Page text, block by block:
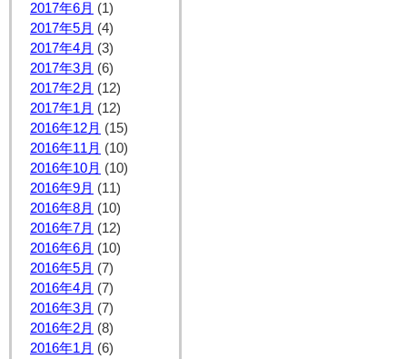
2017年6月 (1)
2017年5月 (4)
2017年4月 (3)
2017年3月 (6)
2017年2月 (12)
2017年1月 (12)
2016年12月 (15)
2016年11月 (10)
2016年10月 (10)
2016年9月 (11)
2016年8月 (10)
2016年7月 (12)
2016年6月 (10)
2016年5月 (7)
2016年4月 (7)
2016年3月 (7)
2016年2月 (8)
2016年1月 (6)